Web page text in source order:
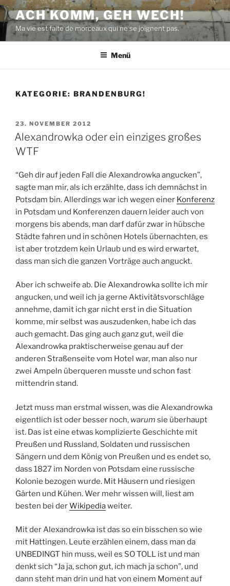
Zum
Inhalt
springen
ACH KOMM, GEH WECH!
Ma vie est faite de morceaux qui ne se joignent pas.
Menü
KATEGORIE: BRANDENBURG!
VERÖFFENTLICHT
AM
23. NOVEMBER 2012
Alexandrowka oder ein einziges großes
WTF
“Geh dir auf jeden Fall die Alexandrowka angucken”,
sagte man mir, als ich erzählte, dass ich demnächst in
Potsdam bin. Allerdings war ich wegen einer Konferenz
in Potsdam und Konferenzen dauern leider auch von
morgens bis abends, man darf dafür zwar in hübsche
Städte fahren und in schönen Hotels übernachten, es
ist aber trotzdem kein Urlaub und es wird erwartet,
dass man sich die ganzen Vorträge auch anguckt.
Aber ich schweife ab. Die Alexandrowka sollte ich mir
angucken, und weil ich ja gerne Aktivitätsvorschläge
annehme, damit ich gar nicht erst in die Situation
komme, mir selbst was auszudenken, habe ich das
auch gemacht. Das ging auch ganz gut, weil die
Alexandrowka praktischerweise genau auf der
anderen Straßenseite vom Hotel war, man also nur
zwei Ampeln überqueren musste und schon fast
mittendrin stand.
Jetzt muss man erstmal wissen, was die Alexandrowka
eigentlich ist oder besser noch, warum sie überhaupt
ist. Das ist eine etwas komplizierte Geschichte mit
Preußen und Russland, Soldaten und russischen
Sängern und dem König von Preußen und es endet so,
dass 1827 im Norden von Potsdam eine russische
Kolonie bezogen wurde. Mit Häusern und riesigen
Gärten und Kühen. Wer mehr wissen will, liest am
besten bei derWikipediaweiter.
Mit der Alexandrowka ist das so ein bisschen so wie
mit Hattingen. Leute erzählen einem, dass man da
UNBEDINGT hin muss, weil es SO TOLL ist und man
denkt sich “Ja ja, schon gut, ich mach ja schon”, und
dann steht man drin und hat von einem Moment auf